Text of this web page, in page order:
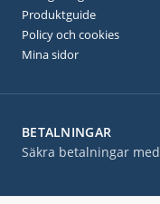
BETALNINGAR
Säkra betalningar med
Produktguide
Policy och cookies
Mina sidor